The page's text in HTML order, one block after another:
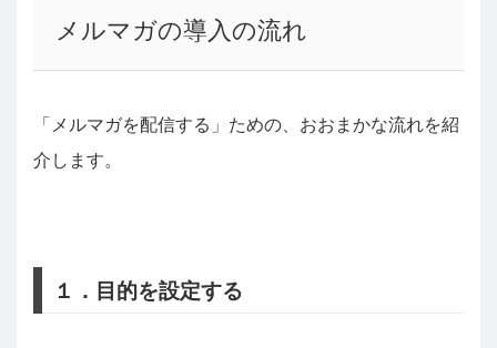
メルマガの導入の流れ
「メルマガを配信する」ための、おおまかな流れを紹
介します。
１．目的を設定する